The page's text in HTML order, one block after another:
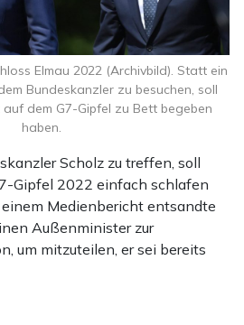
Scholz zu treffen, soll
Gipfel 2022 einfach schlafen
Medienbericht entsandte
Außenminister zur
um mitzuteilen, er sei bereits
Elmau 2022 (Archivbild). Statt ein
Bundeskanzler zu besuchen, soll
dem G7-Gipfel zu Bett begeben
haben.